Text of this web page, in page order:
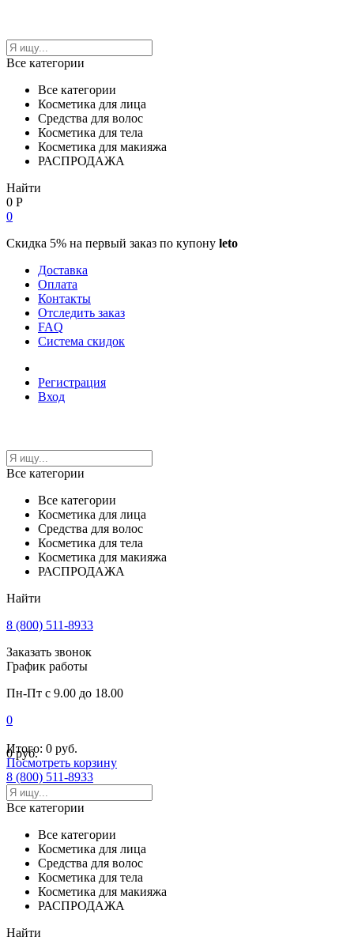
Все категории
Все категории
Косметика для лица
Средства для волос
Косметика для тела
Косметика для макияжа
РАСПРОДАЖА
Найти
0 Р
0
Скидка 5% на первый заказ по купону leto
Доставка
Оплата
Контакты
Отследить заказ
FAQ
Система скидок
Регистрация
Вход
Все категории
Все категории
Косметика для лица
Средства для волос
Косметика для тела
Косметика для макияжа
РАСПРОДАЖА
Найти
8 (800) 511-8933
Заказать звонок
График работы
Пн-Пт с 9.00 до 18.00
0
0 руб.
Итого: 0 руб.
Посмотреть корзину
8 (800) 511-8933
Все категории
Все категории
Косметика для лица
Средства для волос
Косметика для тела
Косметика для макияжа
РАСПРОДАЖА
Найти